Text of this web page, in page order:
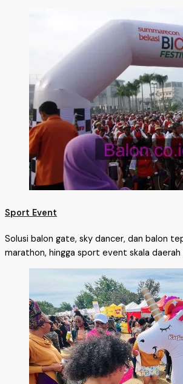
Sport Event
Solusi balon gate, sky dancer, dan balon
marathon, hingga sport event skala daerah